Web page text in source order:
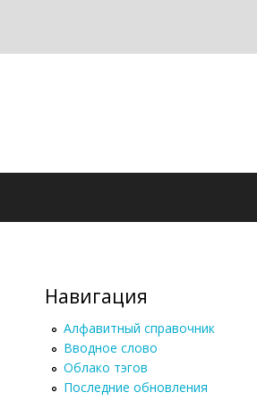
Навигация
Алфавитный справочник
Вводное слово
Облако тэгов
Последние обновления